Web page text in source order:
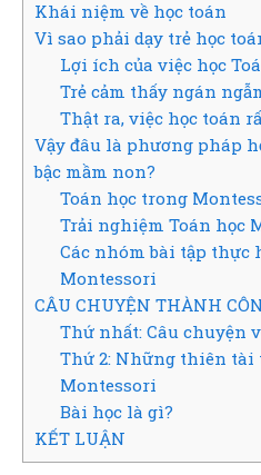
Khái niệm về học toán
Vì sao phải dạy trẻ học
Lợi ích của việc học
Trẻ cảm thấy ngán
Thật ra, việc học toán
Vậy đâu là phương pháp
bậc mầm non?
Toán học trong
Trải nghiệm Toán học
Các nhóm bài tập thực
Montessori
CÂU CHUYỆN THÀNH
Thứ nhất: Câu chuyện
Thứ 2: Những thiên
Montessori
Bài học là gì?
KẾT LUẬN